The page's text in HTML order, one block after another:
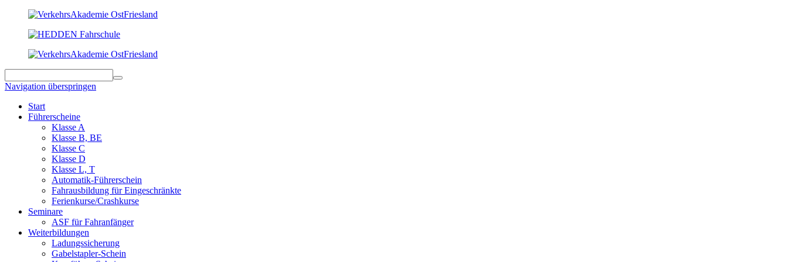
Navigation überspringen
Start
Führerscheine
Klasse A
Klasse B, BE
Klasse C
Klasse D
Klasse L, T
Automatik-Führerschein
Fahrausbildung für Eingeschränkte
Ferienkurse/Crashkurse
Seminare
ASF für Fahranfänger
Weiterbildungen
Ladungssicherung
Gabelstapler-Schein